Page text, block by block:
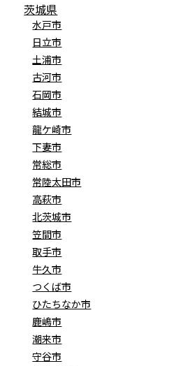
茨城県
水戸市
日立市
土浦市
古河市
石岡市
結城市
龍ケ崎市
下妻市
常総市
常陸太田市
高萩市
北茨城市
笠間市
取手市
牛久市
つくば市
ひたちなか市
鹿嶋市
潮来市
守谷市